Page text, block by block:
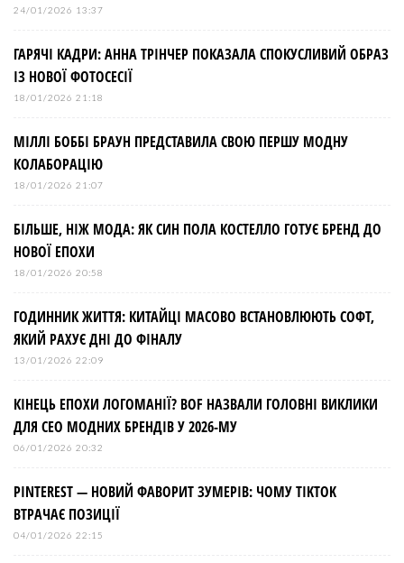
24/01/2026 13:37
ГАРЯЧІ КАДРИ: АННА ТРІНЧЕР ПОКАЗАЛА СПОКУСЛИВИЙ ОБРАЗ
ІЗ НОВОЇ ФОТОСЕСІЇ
18/01/2026 21:18
МІЛЛІ БОББІ БРАУН ПРЕДСТАВИЛА СВОЮ ПЕРШУ МОДНУ
КОЛАБОРАЦІЮ
18/01/2026 21:07
БІЛЬШЕ, НІЖ МОДА: ЯК СИН ПОЛА КОСТЕЛЛО ГОТУЄ БРЕНД ДО
НОВОЇ ЕПОХИ
18/01/2026 20:58
ГОДИННИК ЖИТТЯ: КИТАЙЦІ МАСОВО ВСТАНОВЛЮЮТЬ СОФТ,
ЯКИЙ РАХУЄ ДНІ ДО ФІНАЛУ
13/01/2026 22:09
КІНЕЦЬ ЕПОХИ ЛОГОМАНІЇ? BOF НАЗВАЛИ ГОЛОВНІ ВИКЛИКИ
ДЛЯ СЕО МОДНИХ БРЕНДІВ У 2026-МУ
06/01/2026 20:32
PINTEREST — НОВИЙ ФАВОРИТ ЗУМЕРІВ: ЧОМУ TIKTOK
ВТРАЧАЄ ПОЗИЦІЇ
04/01/2026 22:15